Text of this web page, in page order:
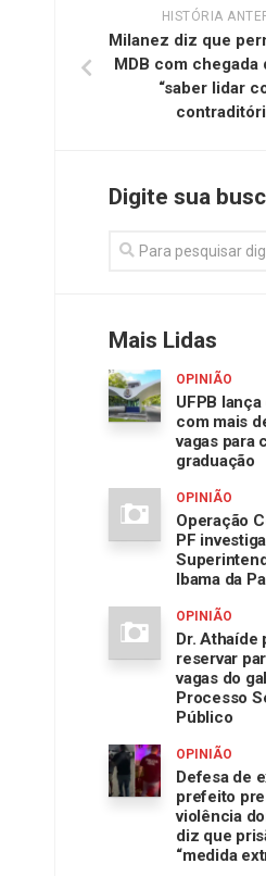
HISTÓRIA
Milanez diz que
MDB com chegada
“saber lidar
Digite sua
Mais Lidas
OPINIÃO
UFPB
com mais
vagas para
graduação
OPINIÃO
Operação
PF
Ibama da
OPINIÃO
Dr. Athaíde
reservar
vagas do
Processo
Público
OPINIÃO
Defesa de
prefeito
violência
diz que
“medida